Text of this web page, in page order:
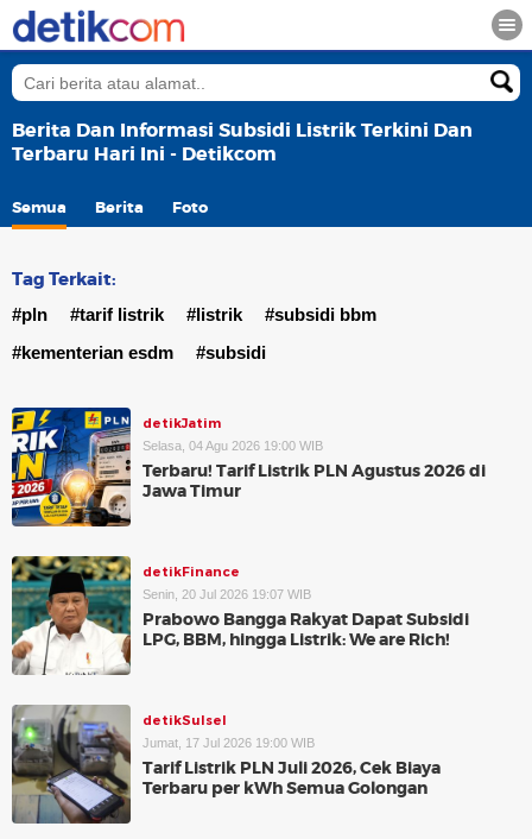
Berita Dan Informasi Subsidi Listrik Terkini Dan
Terbaru Hari Ini - Detikcom
Semua Berita Foto
Tag Terkait:
#pln #tarif listrik #listrik
#subsidi bbm
#kementerian esdm
#subsidi
detikJatim
Selasa, 04 Agu 2026 19:00 WIB
Terbaru! Tarif Listrik PLN Agustus 2026 di
Jawa Timur
detikFinance
Senin, 20 Jul 2026 19:07 WIB
Prabowo Bangga Rakyat Dapat Subsidi
LPG, BBM, hingga Listrik: We are Rich!
detikSulsel
Jumat, 17 Jul 2026 19:00 WIB
Tarif Listrik PLN Juli 2026, Cek Biaya
Terbaru per kWh Semua Golongan